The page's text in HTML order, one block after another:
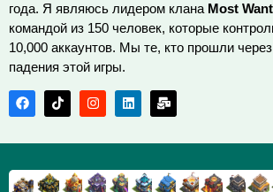
года. Я являюсь лидером клана Most
командой из 150 человек, которые
10,000 аккаунтов. Мы те, кто прошли
падения этой игры.
TX17TX16TX15TX14TX13TX12TX11TX10